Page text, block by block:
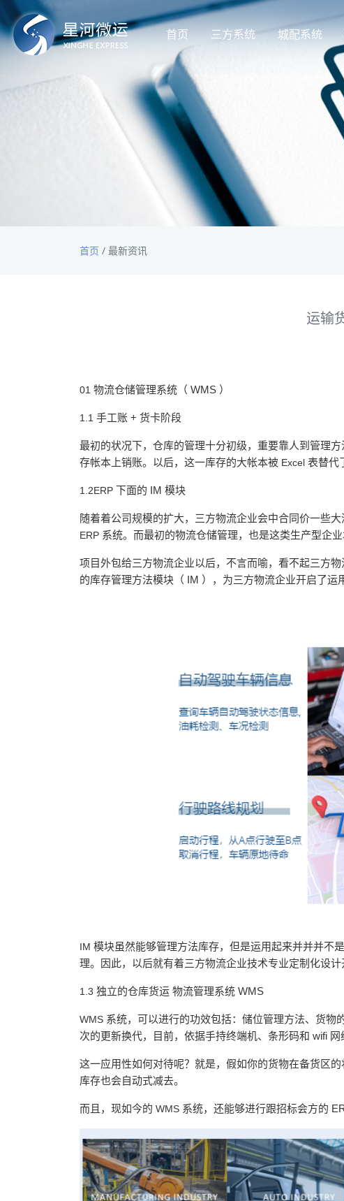
首页 三方系统 城配系统
首页 / 最新资讯
运输
01 物流仓储管理系统（ WMS ）
1.1 手工账 + 货卡阶段
最初的状况下，仓库的管理十分初级，重要靠人到管理
存帐本上销账。以后，这一库存的大帐本被 Excel 表替代
1.2ERP 下面的 IM 模块
随着着公司规模的扩大，三方物流企业会中合同价一些
ERP 系统。而最初的物流仓储管理，也是这类生产型企业
项目外包给三方物流企业以后，不言而喻，看不起三方
的库存管理方法模块（ IM ），为三方物流企业开启了运
IM 模块虽然能够管理方法库存，但是运用起来并并并不
理。因此，以后就有着三方物流企业技术专业定制化设计
1.3 独立的仓库货运 物流管理系统 WMS
WMS 系统，可以进行的功效包括：储位管理方法、货物
次的更新换代，目前，依据手持终端机、条形码和 wifi 网
这一应用性如何对待呢？就是，假如你的货物在备货区
库存也会自动式减去。
而且，现如今的 WMS 系统，还能够进行跟招标会方的